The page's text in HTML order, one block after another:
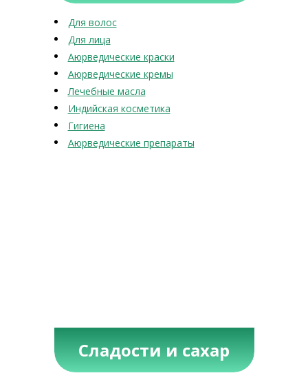
Для волос
Для лица
Аюрведические краски
Аюрведические кремы
Лечебные масла
Индийская косметика
Гигиена
Аюрведические препараты
Сладости и сахар